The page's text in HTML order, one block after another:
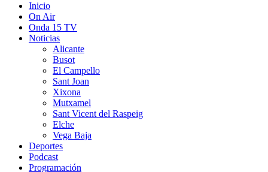
Inicio
On Air
Onda 15 TV
Noticias
Alicante
Busot
El Campello
Sant Joan
Xixona
Mutxamel
Sant Vicent del Raspeig
Elche
Vega Baja
Deportes
Podcast
Programación